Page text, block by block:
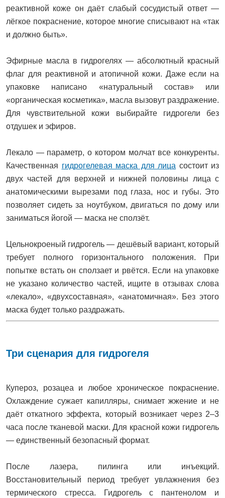
реактивной коже он даёт слабый сосудистый ответ —
лёгкое покраснение, которое многие списывают на «так
и должно быть».
Эфирные масла в гидрогелях — абсолютный красный
флаг для реактивной и атопичной кожи. Даже если на
упаковке написано «натуральный состав» или
«органическая косметика», масла вызовут раздражение.
Для чувствительной кожи выбирайте гидрогели без
отдушек и эфиров.
Лекало — параметр, о котором молчат все конкуренты.
Качественная гидрогелевая маска для лица состоит из
двух частей для верхней и нижней половины лица с
анатомическими вырезами под глаза, нос и губы. Это
позволяет сидеть за ноутбуком, двигаться по дому или
заниматься йогой — маска не сползёт.
Цельнокроеный гидрогель — дешёвый вариант, который
требует полного горизонтального положения. При
попытке встать он сползает и рвётся. Если на упаковке
не указано количество частей, ищите в отзывах слова
«лекало», «двухсоставная», «анатомичная». Без этого
маска будет только раздражать.
Три сценария для гидрогеля
Купероз, розацеа и любое хроническое покраснение.
Охлаждение сужает капилляры, снимает жжение и не
даёт откатного эффекта, который возникает через 2–3
часа после тканевой маски. Для красной кожи гидрогель
— единственный безопасный формат.
После лазера, пилинга или инъекций.
Восстановительный период требует увлажнения без
термического стресса. Гидрогель с пантенолом и